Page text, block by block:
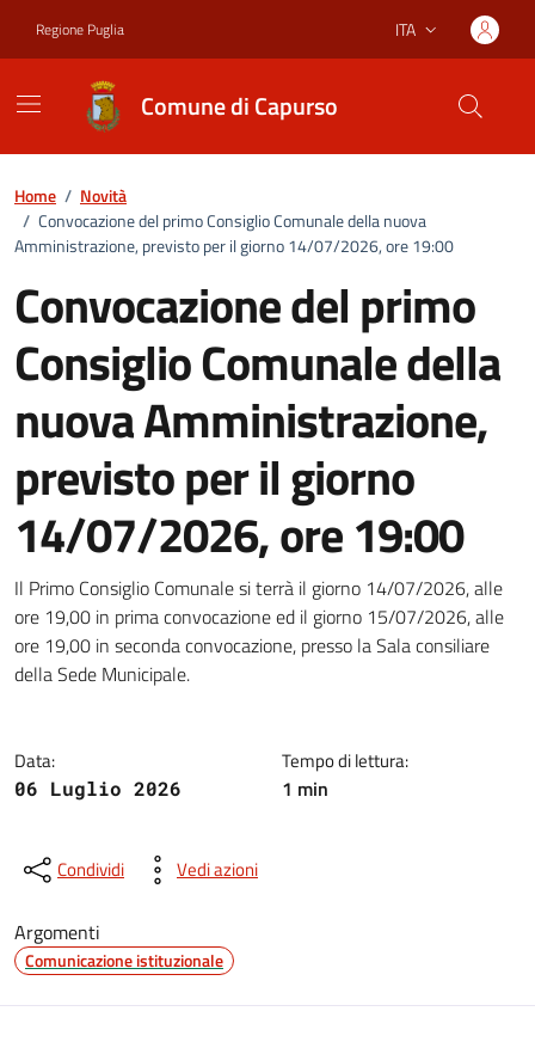
Regione Puglia Lingua attiva:
ITA
Comune di Capurso
Home / Novità
/ Convocazione del primo Consiglio Comunale della nuova
Amministrazione, previsto per il giorno 14/07/2026, ore 19:00
Convocazione del primo
Consiglio Comunale della
nuova Amministrazione,
previsto per il giorno
14/07/2026, ore 19:00
Dettagli della notizia
Il Primo Consiglio Comunale si terrà il giorno 14/07/2026, alle
ore 19,00 in prima convocazione ed il giorno 15/07/2026, alle
ore 19,00 in seconda convocazione, presso la Sala consiliare
della Sede Municipale.
Data:
06 Luglio 2026
Tempo di lettura:
1 min
Condividi Vedi azioni
Argomenti
Comunicazione istituzionale